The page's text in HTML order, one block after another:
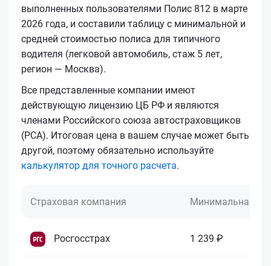
выполненных пользователями Полис 812 в марте
2026 года, и составили таблицу с минимальной и
средней стоимостью полиса для типичного
водителя (легковой автомобиль, стаж 5 лет,
регион — Москва).
Все представленные компании имеют
действующую лицензию ЦБ РФ и являются
членами Российского союза автостраховщиков
(РСА). Итоговая цена в вашем случае может быть
другой, поэтому обязательно используйте
калькулятор для точного расчета.
Страховая компания Минимальная
Росгосстрах 1 239 ₽